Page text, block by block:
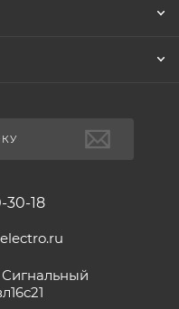
30-18
Сигнальный